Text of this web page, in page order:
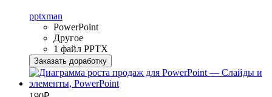
pptxman
PowerPoint
Другое
1 файл PPTX
Заказать доработку